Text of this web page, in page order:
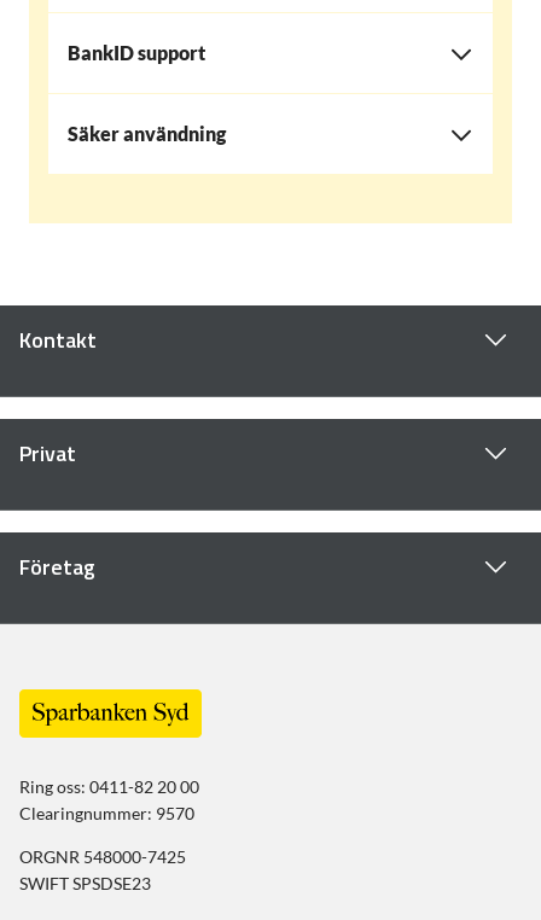
BankID support
Säker användning
Kontakt
Privat
Företag
Ring oss: 0411-82 20 00
Clearingnummer: 9570
ORGNR 548000-7425
SWIFT SPSDSE23